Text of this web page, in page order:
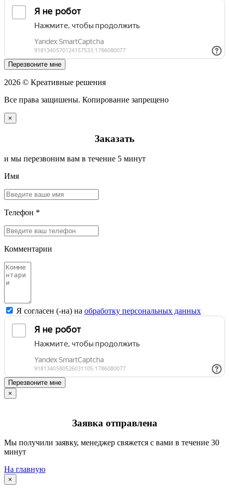
Перезвоните мне
2026 © Креативные решения
Все права защишены. Копирование запрещено
×
Заказать
и мы перезвоним вам в течение 5 минут
Имя
Телефон *
Комментарии
Я согласен (-на) на обработку персональных данных
Перезвоните мне
×
Заявка отправлена
Мы получили заявку, менеджер свяжется с вами в течение 30
минут
На главную
×